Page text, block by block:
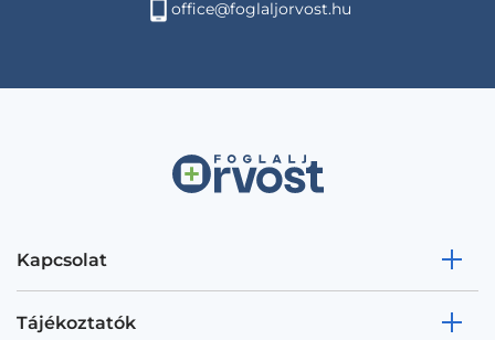
office@foglaljorvost.hu
Kapcsolat
Tájékoztatók